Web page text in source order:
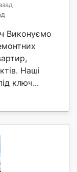
Виконуємо
Наші
ключ...